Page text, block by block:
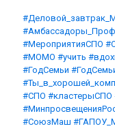
#МероприятияСПО
#МОМО #учить
#ГодСемьи
#СПО #кластерыСПО
#СоюзМаш